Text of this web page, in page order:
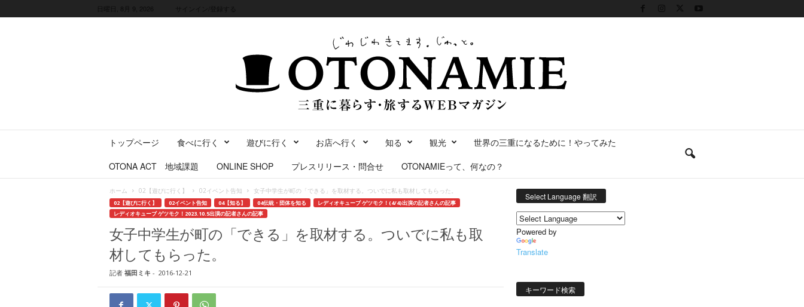
トップページ 食べに行く 遊びに行く お店へ行く 知る 観光
世界の三重になるために！やってみた
OTONA ACT 地域課題
ONLINE SHOP プレスリリース・問合せ OTONAMIEって、何なの？
ホーム 02【遊びに行く】 02イベント告知 女子中学生が町の「できる」を取材する。ついでに私も取材してもらった。
02【遊びに行く】 02イベント告知 04【知る】 04伝統・団体を知る
レディオキューブ ゲツモク！(4/4)出演の記者さんの記事
レディオキューブ ゲツモク！2023.10.5出演の記者さんの記事
女子中学生が町の「できる」を取材する。ついでに私も取
材してもらった。
記者 福田ミキ - 2016-12-21
Select Language 翻訳
Powered by
Translate
キーワード検索